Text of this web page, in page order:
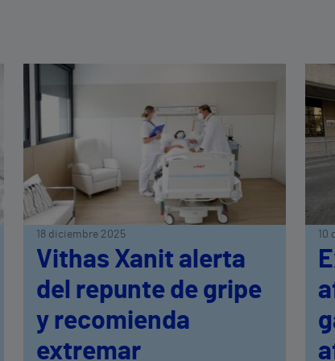
18 diciembre 2025
Vithas Xanit alerta
del repunte de gripe
y recomienda
extremar
10